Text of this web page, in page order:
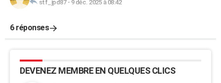
stf_jpd87- 9 déc. 2025 à 08:42
6 réponses
DEVENEZ MEMBRE EN QUELQUES CLICS